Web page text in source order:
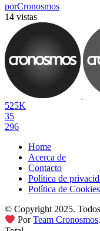
porCronosmos
14 vistas
525K
35
296
Home
Acerca de
Contacto
Política de
Política de Cookies
© Copyright 2025.
PorTeam Cronosmos.